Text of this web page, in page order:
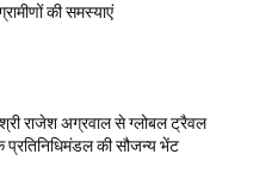
की समस्याएं
श्री राजेश अग्रवाल से ग्लोबल ट्रैवल
प्रतिनिधिमंडल की सौजन्य भेंट